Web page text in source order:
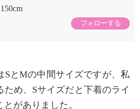
150cm
フォローする
SとMの中間サイズですが、私
め、Sサイズだと下着のライ
がありました。